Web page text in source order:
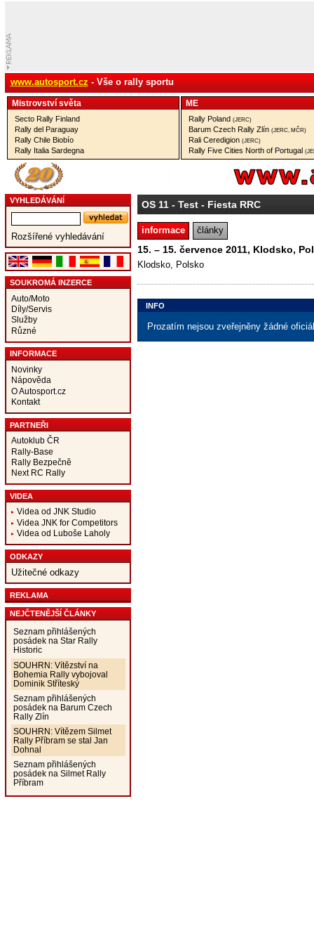
www.autosport.cz - Vše o rally sportu
Mistrovství­ světa
Secto Rally Finland
Rally del Paraguay
Rally Chile Biobío
Rally Italia Sardegna
ME
Rally Poland (JERC)
Barum Czech Rally Zlín (JERC, MČR)
Rali Ceredigion (JERC)
Rally Five Cities North of Portugal
VYHLEDÁVÁNÍ
Rozšířené vyhledávání
SOUKROMÁ INZERCE
Auto/Moto
Díly/Servis
Služby
Různé
INFORMACE
Novinky
Nápověda
O Autosport.cz
Kontakt
PARTNEŘI
Autoklub ČR
Rally-Base
Rally Bezpečně
Next RC Rally
VIDEA
Videa od JNK Studio
Videa JNK for Competitors
Videa od Luboše Laholy
ODKAZY
Užitečné odkazy
REKLAMA
NEJČTENĚJŠÍ ČLÁNKY
Seznam přihlášených
posádek na Star Rally
Historic
SOUHRN: Vítězství na
Bohemia Rally vybojoval
Dominik Stříteský
Seznam přihlášených
posádek na Barum Czech
Rally Zlín
SOUHRN: Vítězem Silmet
Rally Příbram se stal Jan
Dohnal
Seznam přihlášených
posádek na Silmet Rally
Příbram
OS 11- Test - Fiesta RRC
informace články
15. – 15. července 2011, Klodsko,
Klodsko, Polsko
INFO
Prozatím nejsou zveřejněny žádné